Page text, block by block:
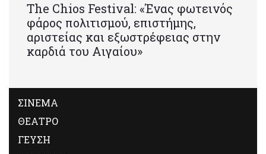
Τhe Chios Festival: «Ένας φωτεινός
φάρος πολιτισμού, επιστήμης,
αριστείας και εξωστρέφειας στην
καρδιά του Αιγαίου»
ΣΙΝΕΜΑ
ΘΕΑΤΡΟ
ΓΕΥΣΗ